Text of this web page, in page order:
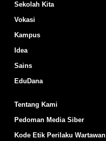
Sekolah Kita
Vokasi
Kampus
Idea
Sains
EduDana
Tentang Kami
Pedoman Media Siber
Kode Etik Perilaku Wartawan